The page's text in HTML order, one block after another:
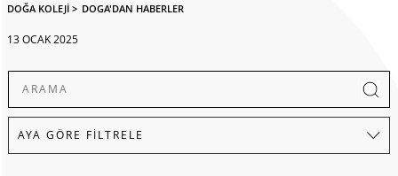
DOĞA KOLEJİ > DOGA'DAN HABERLER
13 OCAK 2025